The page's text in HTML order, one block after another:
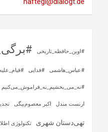
#اوین_حافظه_تاریخی
#عباس_هاشمی #فدایی
#نه_می_بخشیم_نه_فراموش_می‌کنیم
ارنست مندل اکبر معصوم‌بیگی
تهی‌دستان شهری تکنولوژی